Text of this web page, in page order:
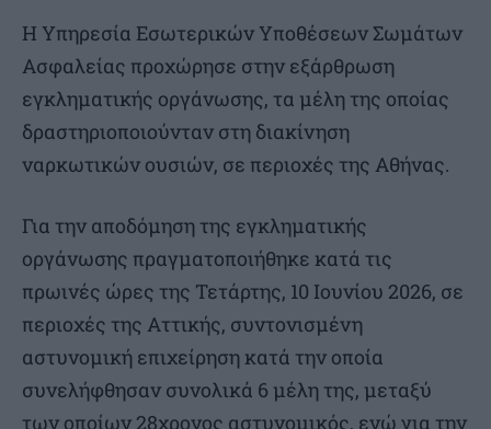
H Υπηρεσία Εσωτερικών Υποθέσεων Σωμάτων
Ασφαλείας προχώρησε στην εξάρθρωση
εγκληματικής οργάνωσης, τα μέλη της οποίας
δραστηριοποιούνταν στη διακίνηση
ναρκωτικών ουσιών, σε περιοχές της Αθήνας.
Για την αποδόμηση της εγκληματικής
οργάνωσης πραγματοποιήθηκε κατά τις
πρωινές ώρες της Τετάρτης, 10 Ιουνίου 2026, σε
περιοχές της Αττικής, συντονισμένη
αστυνομική επιχείρηση κατά την οποία
συνελήφθησαν συνολικά 6 μέλη της, μεταξύ
των οποίων 28χρονος αστυνομικός, ενώ για την